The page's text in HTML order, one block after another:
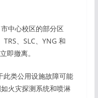
中心校区的部分区
、SLC、YNG 和
即撤离。
此类公用设施故障可能
火灾探测系统和喷淋